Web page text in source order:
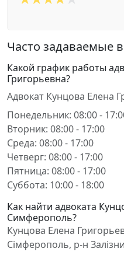
Часто задаваемые
Какой график работы
Григорьевна?
Адвокат Кунцова Елена
Понедельник: 08:00 -
Вторник: 08:00 - 17:00
Среда: 08:00 - 17:00
Четверг: 08:00 - 17:00
Пятница: 08:00 - 17:00
Суббота: 10:00 - 18:00
Как найти адвоката
Симферополь?
Кунцова Елена
Сімферополь, р-н